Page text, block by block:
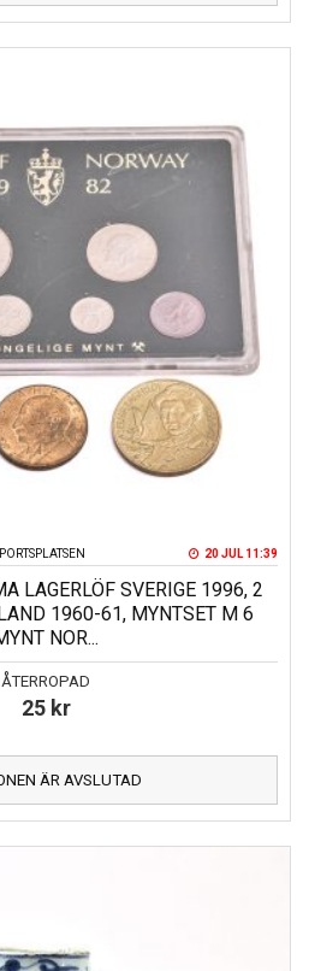
20 JUL 11:39
LAGERLÖF SVERIGE 1996, 2
1960-61, MYNTSET M 6
NOR...
ÅTERROPAD
25 kr
ÄR AVSLUTAD